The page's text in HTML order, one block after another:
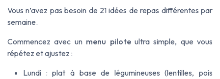
Vous n’avez pas besoin de 21 idées de repas différentes par
semaine.
Commencez avec un menu piloteultra simple, que vous
répétez et ajustez :
Lundi : plat à base de légumineuses (lentilles, pois